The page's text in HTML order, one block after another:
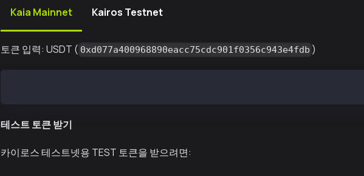
Kaia Mainnet Kairos Testnet
토큰 입력: USDT ( 0xd077a400968890eacc75cdc901f0356c943e4fdb )
테스트 토큰 받기
카이로스 테스트넷용 TEST 토큰을 받으려면: